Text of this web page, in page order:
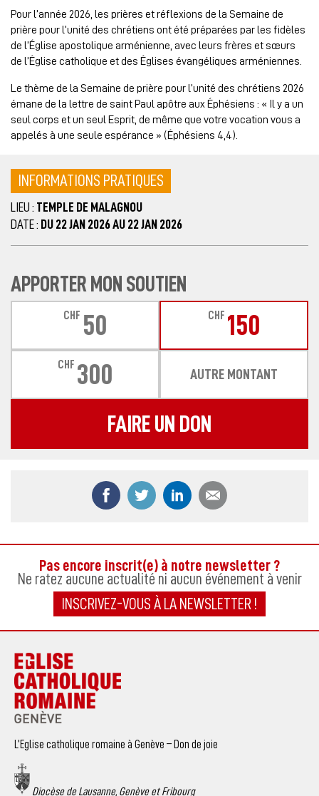
Pour l’année 2026, les prières et réflexions de la Semaine de
prière pour l’unité des chrétiens ont été préparées par les fidèles
de l’Église apostolique arménienne, avec leurs frères et sœurs
de l’Église catholique et des Églises évangéliques arméniennes.
Le thème de la Semaine de prière pour l’unité des chrétiens 2026
émane de la lettre de saint Paul apôtre aux Éphésiens : « Il y a un
seul corps et un seul Esprit, de même que votre vocation vous a
appelés à une seule espérance » (Éphésiens 4,4).
INFORMATIONS PRATIQUES
LIEU : TEMPLE DE MALAGNOU
DATE : DU 22 JAN 2026 AU 22 JAN 2026
APPORTER MON SOUTIEN
CHF 50 CHF 150
CHF 300 AUTRE MONTANT
FAIRE UN DON
Partager ce contenu sur Facebook
Partager ce contenu sur Twitter
Partager ce contenu
Pas encore inscrit(e) à notre newsletter ?
Ne ratez aucune actualité ni aucun événement à venir
INSCRIVEZ-VOUS À LA NEWSLETTER !
L’Eglise catholique romaine à Genève – Don de joie
Diocèse de Lausanne, Genève et Fribourg